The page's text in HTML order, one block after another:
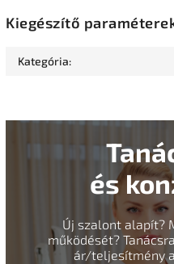
Kiegészítő
Kategória:
és
Új szalont alapít?
működését?
ár/teljesítmény